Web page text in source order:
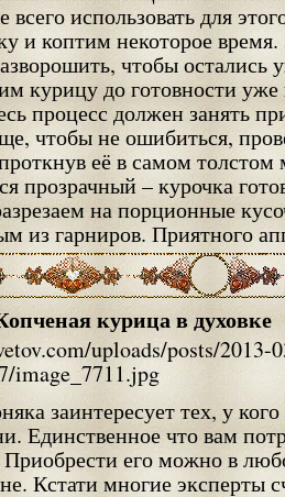
использовать для
и коптим некоторое время.
чтобы остались
курицу до готовности уже
процесс должен занять
чтобы не ошибиться,
её в самом толстом
прозрачный – курочка
на порционные
из гарниров. Приятного
курица в духовке
заинтересует тех, у
Единственное что вам
его можно в
Кстати многие эксперты